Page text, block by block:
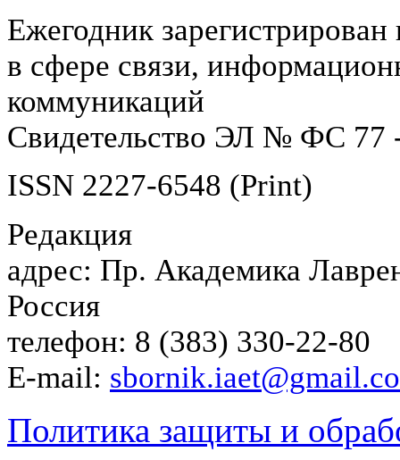
Ежегодник
в сфере связи,
коммуникаций
Свидетельство ЭЛ № ФС 77
ISSN 2227-6548 (Print)
Редакция
адрес: Пр. Академика
Россия
телефон: 8 (383) 330-22-80
E-mail:
Политика защиты и